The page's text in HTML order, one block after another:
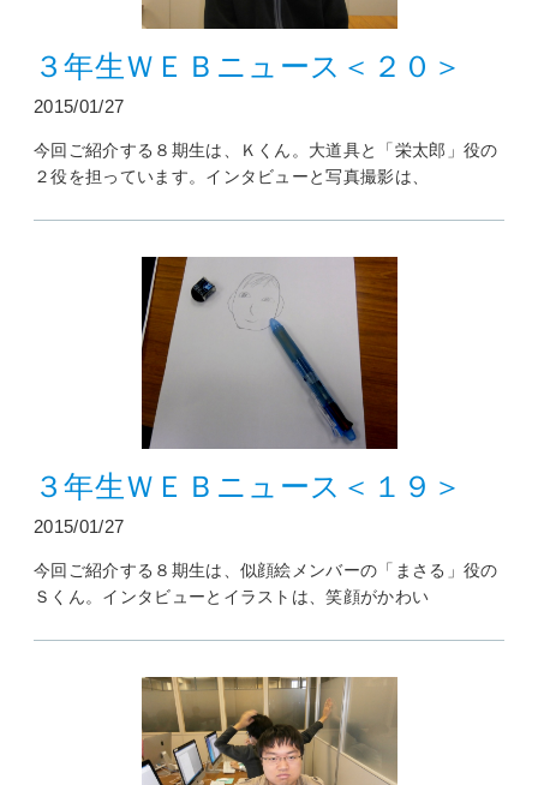
３年生ＷＥＢニュース＜２０＞
2015/01/27
今回ご紹介する８期生は、Ｋくん。大道具と「栄太郎」役の
２役を担っています。インタビューと写真撮影は、
３年生ＷＥＢニュース＜１９＞
2015/01/27
今回ご紹介する８期生は、似顔絵メンバーの「まさる」役の
Ｓくん。インタビューとイラストは、笑顔がかわい